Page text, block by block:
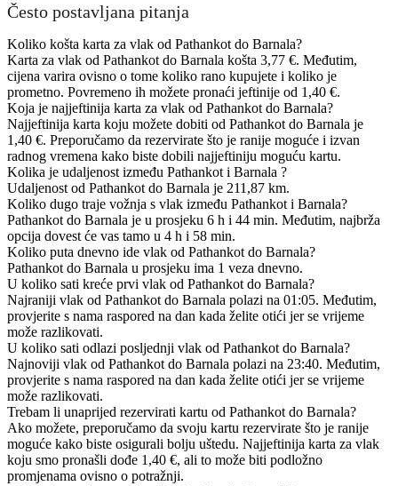
Često postavljana pitanja
Koliko košta karta za vlak od Pathankot do Barnala?
Karta za vlak od Pathankot do Barnala košta 3,77 €. Međutim,
cijena varira ovisno o tome koliko rano kupujete i koliko je
prometno. Povremeno ih možete pronaći jeftinije od 1,40 €.
Koja je najjeftinija karta za vlak od Pathankot do Barnala?
Najjeftinija karta koju možete dobiti od Pathankot do Barnala je
1,40 €. Preporučamo da rezervirate što je ranije moguće i izvan
radnog vremena kako biste dobili najjeftiniju moguću kartu.
Kolika je udaljenost između Pathankot i Barnala ?
Udaljenost od Pathankot do Barnala je 211,87 km.
Koliko dugo traje vožnja s vlak između Pathankot i Barnala?
Pathankot do Barnala je u prosjeku 6 h i 44 min. Međutim, najbrža
opcija dovest će vas tamo u 4 h i 58 min.
Koliko puta dnevno ide vlak od Pathankot do Barnala?
Pathankot do Barnala u prosjeku ima 1 veza dnevno.
U koliko sati kreće prvi vlak od Pathankot do Barnala?
Najraniji vlak od Pathankot do Barnala polazi na 01:05. Međutim,
provjerite s nama raspored na dan kada želite otići jer se vrijeme
može razlikovati.
U koliko sati odlazi posljednji vlak od Pathankot do Barnala?
Najnoviji vlak od Pathankot do Barnala polazi na 23:40. Međutim,
provjerite s nama raspored na dan kada želite otići jer se vrijeme
može razlikovati.
Trebam li unaprijed rezervirati kartu od Pathankot do Barnala?
Ako možete, preporučamo da svoju kartu rezervirate što je ranije
moguće kako biste osigurali bolju uštedu. Najjeftinija karta za vlak
koju smo pronašli dođe 1,40 €, ali to može biti podložno
promjenama ovisno o potražnji.